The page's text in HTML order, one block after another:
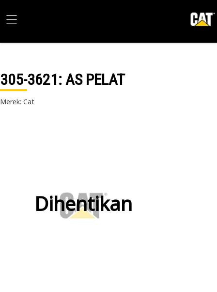
305-3621: AS PELAT
Merek: Cat
Dihentikan